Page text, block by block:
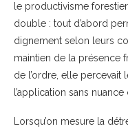
le productivisme
double : tout d’abord
dignement selon leurs
maintien de la présence
de l’ordre, elle percevait
l’application sans
Lorsqu’on mesure la